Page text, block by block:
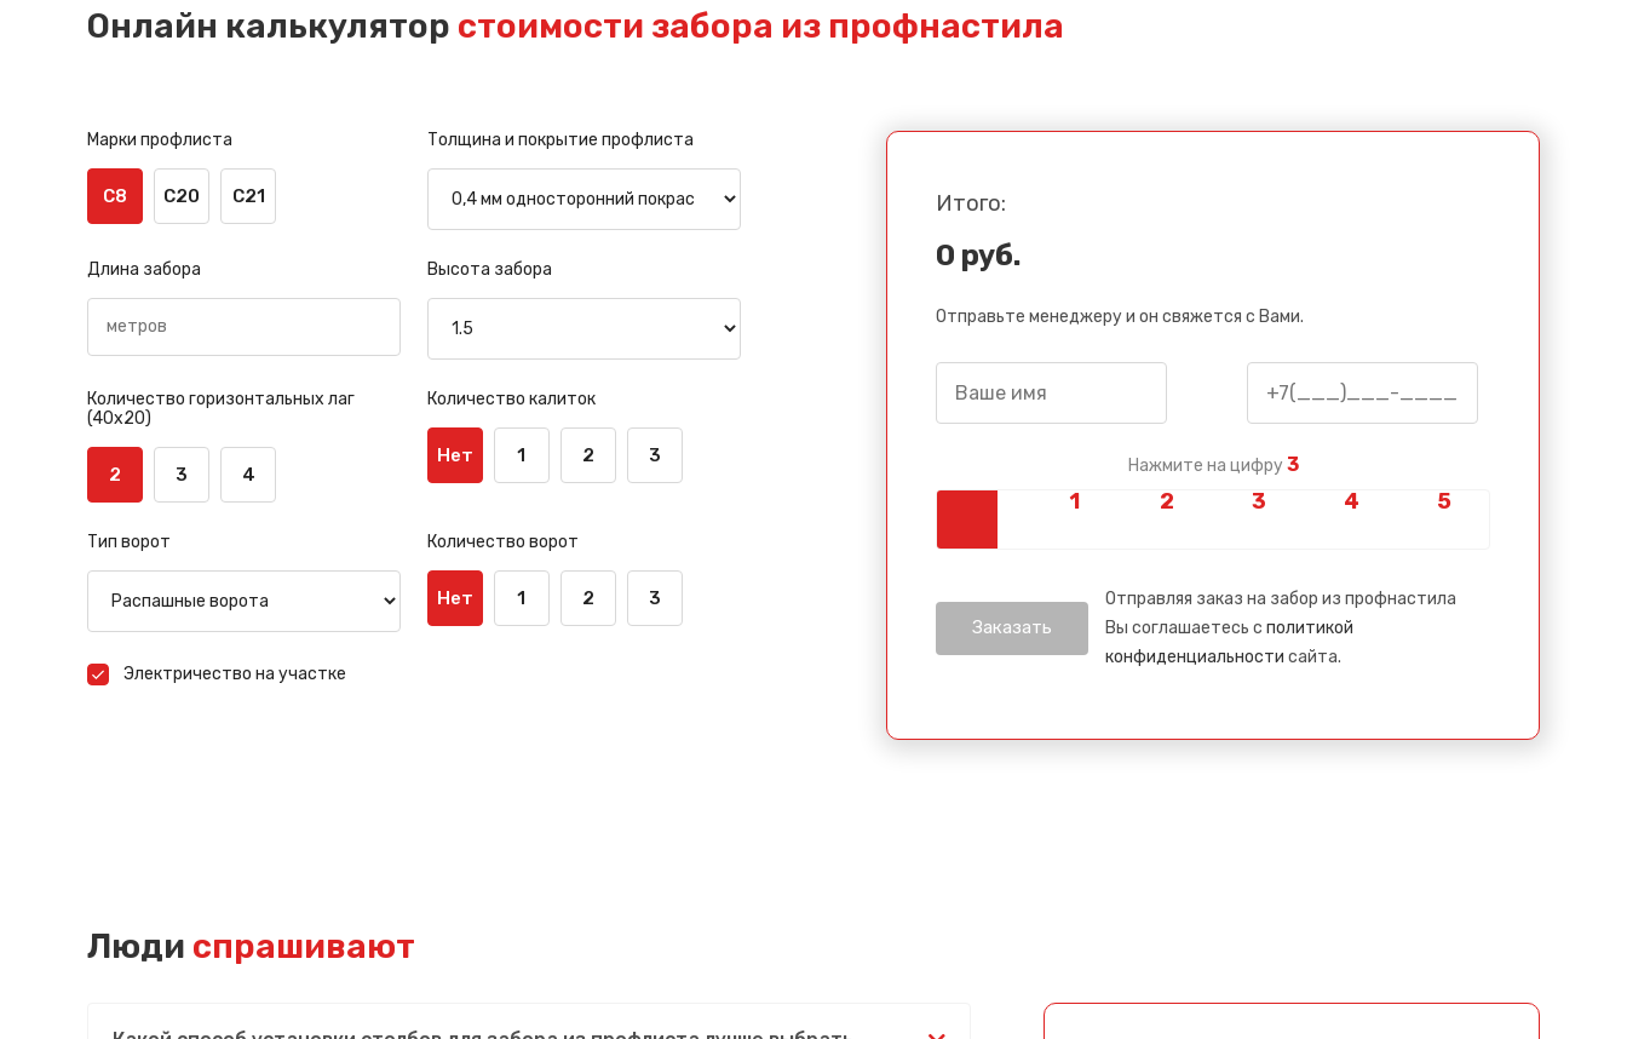
Онлайн калькулятор стоимости забора из профнастила
Марки профлиста
С8 С20 С21
Толщина и покрытие профлиста
Длина забора Высота забора
Количество горизонтальных лаг
(40х20)
2 3 4
Количество калиток
Нет 1 2 3
Тип ворот Количество ворот
Нет 1 2 3
Электричество на участке
Итого:
0 руб.
Отправьте менеджеру и он свяжется с Вами.
Нажмите на цифру 3
Отправляя заказ на забор из профнастила
Вы соглашаетесь с политикой
конфиденциальности сайта.
Люди спрашивают